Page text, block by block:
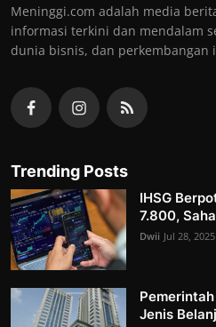
Meninggi.com adalah media
informasi terkini dan mendalam
dunia bisnis, dan perkembangan
Trending Posts
IHSG
7.800,
Dwii Jul 28, 2025
Jenis